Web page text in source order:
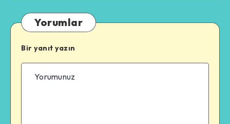
Yorumlar
Bir yanıt yazın